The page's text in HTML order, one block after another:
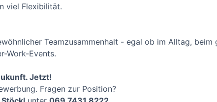
viel Flexibilität.
Teamzusammenhalt - egal ob im Alltag, beim
Work-Events.
Jetzt!
Fragen zur Position?